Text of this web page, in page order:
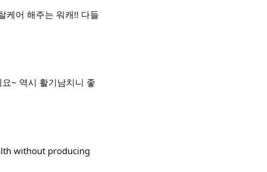
케어 해주는 워캐!! 다들
~ 역시 활기남치니 좋
without producing